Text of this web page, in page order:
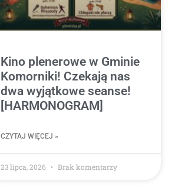
Kino plenerowe w Gminie
Komorniki! Czekają nas
dwa wyjątkowe seanse!
[HARMONOGRAM]
CZYTAJ WIĘCEJ »
23 lipca, 2026 Brak komentarzy